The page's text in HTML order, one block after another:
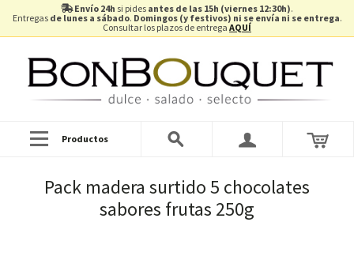
Envío 24h si pides antes de las 15h (viernes 12:30h).
Entregas de lunes a sábado. Domingos (y festivos) ni se envía ni se entrega.
Consultar los plazos de entrega AQUÍ
Productos
Pack madera surtido 5 chocolates
sabores frutas 250g